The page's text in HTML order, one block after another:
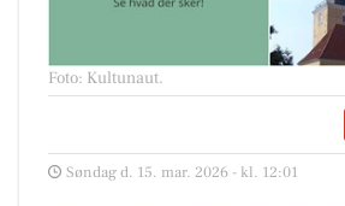
Foto: Kultunaut.
Søndag d. 15. mar. 2026 - kl. 12:01